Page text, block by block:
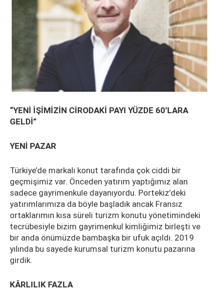
“YENİ İŞİMİZİN CİRODAKİ PAYI YÜZDE 60’LARA
GELDİ”
YENİ PAZAR
Türkiye’de markalı konut tarafında çok ciddi bir
geçmişimiz var. Önceden yatırım yaptığımız alan
sadece gayrimenkule dayanıyordu. Portekiz’deki
yatırımlarımıza da böyle başladık ancak Fransız
ortaklarımın kısa süreli turizm konutu yönetimindeki
tecrübesiyle bizim gayrimenkul kimliğimiz birleşti ve
bir anda önümüzde bambaşka bir ufuk açıldı. 2019
yılında bu sayede kurumsal turizm konutu pazarına
girdik.
KÂRLILIK FAZLA